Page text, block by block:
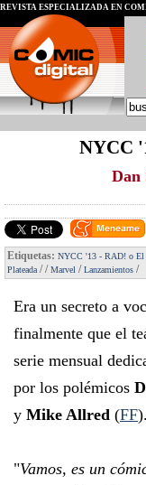
REVISTA ESPECIALIZADA EN
NYCC
Dan
Etiquetas: NYCC '13 - RAD! o El
Plateada //Marvel /Lanzamientos /
Era un secreto a
finalmente que el
serie mensual
por los polémicos
y Mike Allred (FF).
"Vamos, es un